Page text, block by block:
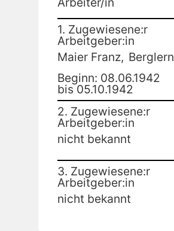
1. Zugewiesene:r
Arbeitgeber:in
Maier Franz, Berglern
Beginn: 08.06.1942
bis 05.10.1942
2. Zugewiesene:r
Arbeitgeber:in
nicht bekannt
3. Zugewiesene:r
Arbeitgeber:in
nicht bekannt